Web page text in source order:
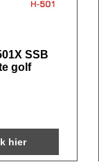
SSB
golf
hier